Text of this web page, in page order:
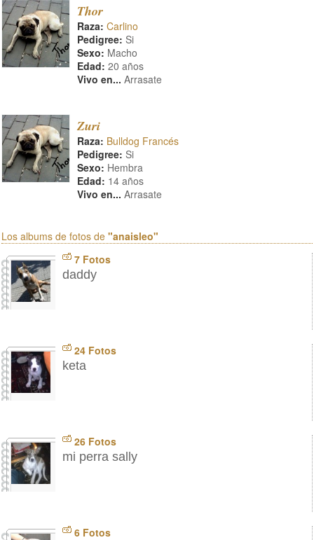
Thor
Raza: Carlino
Pedigree: Si
Sexo: Macho
Edad: 20 años
Vivo en... Arrasate
Zuri
Raza: Bulldog Francés
Pedigree: Si
Sexo: Hembra
Edad: 14 años
Vivo en... Arrasate
Los albums de fotos de "anaisleo"
7 Fotos
daddy
24 Fotos
keta
26 Fotos
mi perra sally
6 Fotos